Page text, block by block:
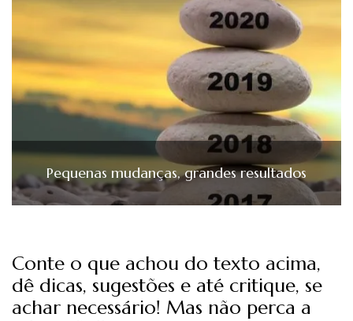
Pequenas mudanças, grandes resultados
Conte o que achou do texto acima,
dê dicas, sugestões e até critique, se
achar necessário! Mas não perca a